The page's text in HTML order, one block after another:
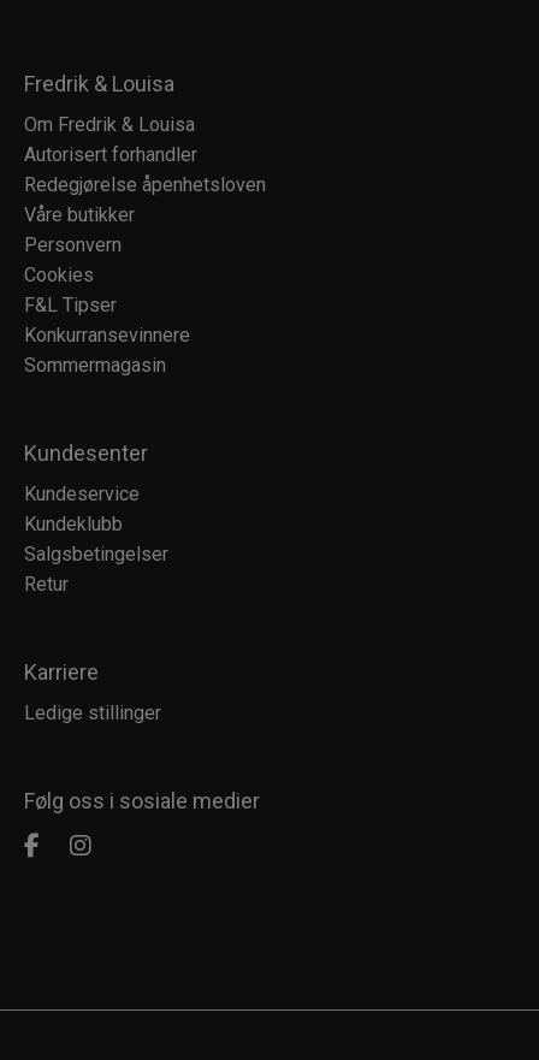
Fredrik & Louisa
Om Fredrik & Louisa
Autorisert forhandler
Redegjørelse åpenhetsloven
Våre butikker
Personvern
Cookies
F&L Tipser
Konkurransevinnere
Sommermagasin
Kundesenter
Kundeservice
Kundeklubb
Salgsbetingelser
Retur
Karriere
Ledige stillinger
Følg oss i sosiale medier